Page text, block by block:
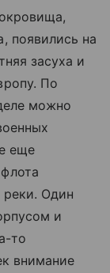
появились на
засуха и
По
можно
еще
Один
и
то
внимание